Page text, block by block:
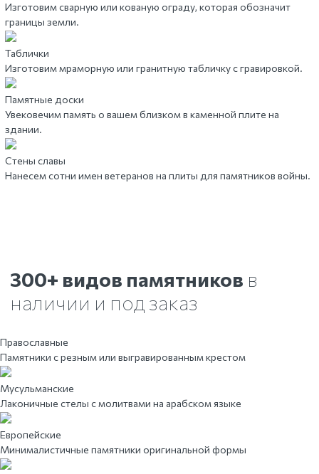
Изготовим сварную или кованую ограду, которая обозначит
границы земли.
Таблички
Изготовим мраморную или гранитную табличку с гравировкой.
Памятные доски
Увековечим память о вашем близком в каменной плите на
здании.
Стены славы
Нанесем сотни имен ветеранов на плиты для памятников войны.
300+ видов памятников в
наличии и под заказ
Православные
Памятники с резным или выгравированным крестом
Мусульманские
Лаконичные стелы с молитвами на арабском языке
Европейские
Минималистичные памятники оригинальной формы